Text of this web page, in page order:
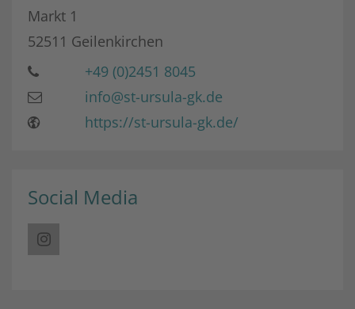
Markt 1
52511 Geilenkirchen
+49 (0)2451 8045
info@st-ursula-gk.de
https://st-ursula-gk.de/
Social Media